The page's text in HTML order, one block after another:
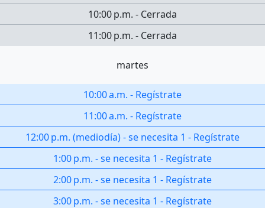
10:00 p.m. - Cerrada
11:00 p.m. - Cerrada
martes
10:00 a.m. - Regístrate
11:00 a.m. - Regístrate
12:00 p.m. (mediodía)-se necesita 1 - Regístrate
1:00 p.m. -se necesita 1 - Regístrate
2:00 p.m. -se necesita 1 - Regístrate
3:00 p.m. -se necesita 1 - Regístrate